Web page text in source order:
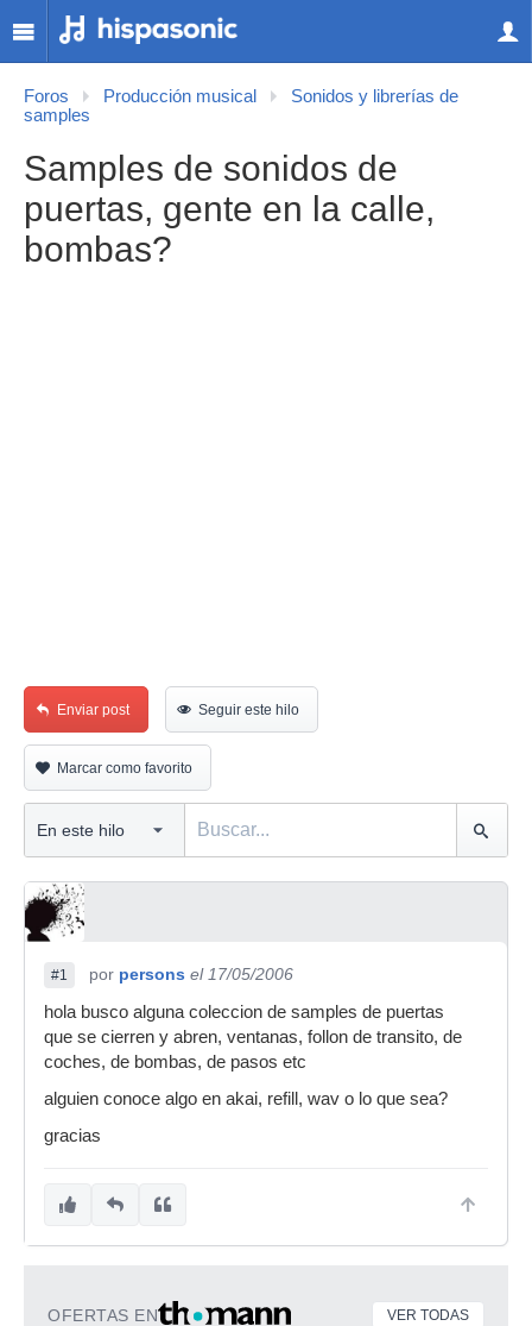
Foros Producción musical
Sonidos y librerías de
samples
Samples de sonidos de
puertas, gente en la calle,
bombas?
Enviar post Seguir este hilo
Marcar como favorito
#1 por persons el 17/05/2006
hola busco alguna coleccion de samples de puertas
que se cierren y abren, ventanas, follon de transito, de
coches, de bombas, de pasos etc
alguien conoce algo en akai, refill, wav o lo que sea?
gracias
OFERTAS EN VER TODAS